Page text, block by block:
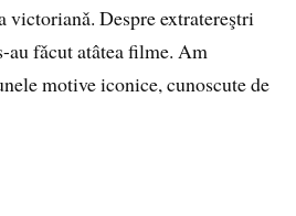
victorianǎ. Despre extratereştri
au fǎcut atâtea filme. Am
motive iconice, cunoscute de